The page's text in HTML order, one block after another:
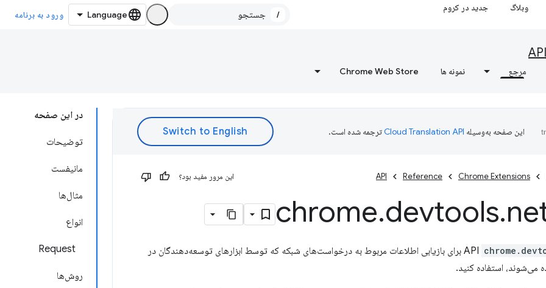
وبلاگ جدید در کروم
/ ورود به برنامه
API
مرجع نمونه ها Chrome Web Store
در این صفحه
توضیحات
مانیفست
مثال‌ها
انواع
Request
روش‌ها
این صفحه به‌وسیله ترجمه شده است.
Chrome Extensions
Reference
API این مرور مفید بود؟
chrome.devtools.
برای بازیابی اطلاعات مربوط به درخواست‌های شبکه که توسط ابزارهای توسعه‌دهندگان در
می‌شوند، استفاده کنید.